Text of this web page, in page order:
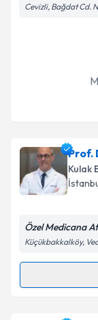
Cevizli, Bağdat Cd.
Prof.
Kulak
Özel Medicana
Küçükbakkalköy,